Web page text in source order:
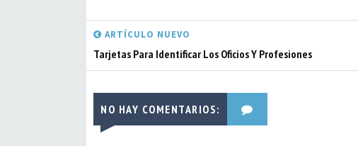
ARTÍCULO NUEVO
Tarjetas Para Identificar Los Oficios Y Profesiones
NO HAY COMENTARIOS: